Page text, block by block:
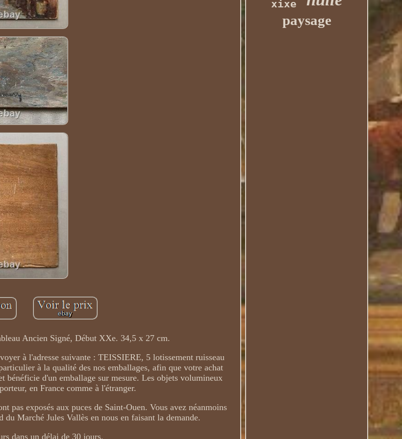
Ancien Signé, Début XXe. 34,5 x 27 cm.
à l'adresse suivante : TEISSIERE, 5 lotissement ruisseau
à la qualité des nos emballages, afin que votre achat
bénéficie d'un emballage sur mesure. Les objets volumineux
en France comme à l'étranger.
pas exposés aux puces de Saint-Ouen. Vous avez néanmoins
Marché Jules Vallès en nous en faisant la demande.
dans un délai de 30 jours.
xixe
paysage